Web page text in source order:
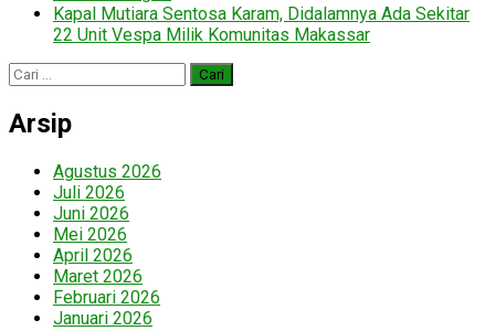
Kapal Mutiara Sentosa Karam, Didalamnya Ada Sekitar
22 Unit Vespa Milik Komunitas Makassar
Cari
untuk:
Arsip
Agustus 2026
Juli 2026
Juni 2026
Mei 2026
April 2026
Maret 2026
Februari 2026
Januari 2026